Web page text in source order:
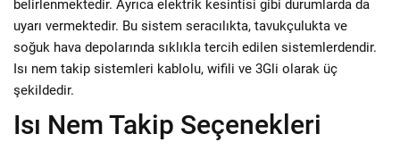
belirlenmektedir. Ayrıca elektrik kesintisi gibi durumlarda da
uyarı vermektedir. Bu sistem seracılıkta, tavukçulukta ve
soğuk hava depolarında sıklıkla tercih edilen sistemlerdendir.
Isı nem takip sistemleri kablolu, wifili ve 3Gli olarak üç
şekildedir.
Isı Nem Takip Seçenekleri